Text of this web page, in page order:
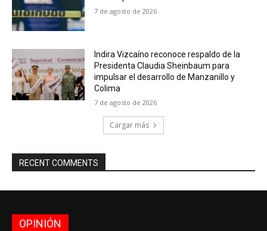
7 de agosto de 2026
Indira Vizcaíno reconoce respaldo de la
Presidenta Claudia Sheinbaum para
impulsar el desarrollo de Manzanillo y
Colima
7 de agosto de 2026
Cargar más
RECENT COMMENTS
OPINIÓN